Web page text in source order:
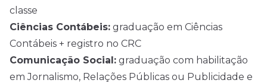
classe
Ciências Contábeis: graduação em Ciências
Contábeis + registro no CRC
Comunicação Social: graduação com habilitação
em Jornalismo, Relações Públicas ou Publicidade e